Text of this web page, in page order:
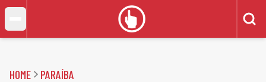
HOME PARAÍBA